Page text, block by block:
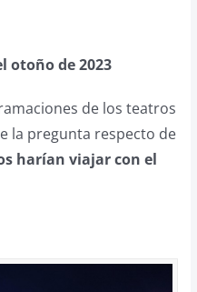
otoño de 2023
de los teatros
la pregunta respecto de
harían viajar con el